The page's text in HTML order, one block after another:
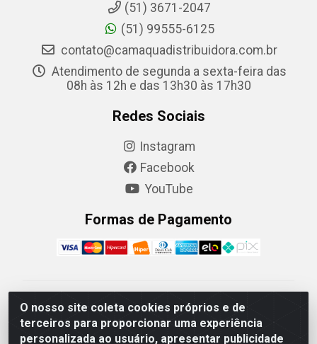
O nosso site coleta cookies próprios e de
terceiros para proporcionar uma experiência
personalizada ao usuário, apresentar publicidade
(51) 3671-2047
(51) 99555-6125
contato@camaquadistribuidora.com.br
Atendimento de segunda a sexta-feira das
08h às 12h e das 13h30 às 17h30
Redes Sociais
Instagram
Facebook
YouTube
Formas de Pagamento
Camaquã Distribuidora Ltda - Avenida Conego Luiz W
Hanquet, 1001 - Parque Residencial do Arroio Duro,
Camaquã/RS - CEP 96.789-102 - CNPJ